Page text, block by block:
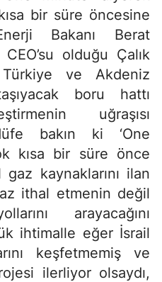
bir süre öncesine
Bakanı Berat
olduğu Çalık
ve Akdeniz
boru hattı
uğraşısı
bakın ki ‘One
kısa bir süre önce
kaynaklarını ilan
ithal etmenin değil
arayacağını
ihtimalle eğer İsrail
keşfetmemiş ve
ilerliyor olsaydı,